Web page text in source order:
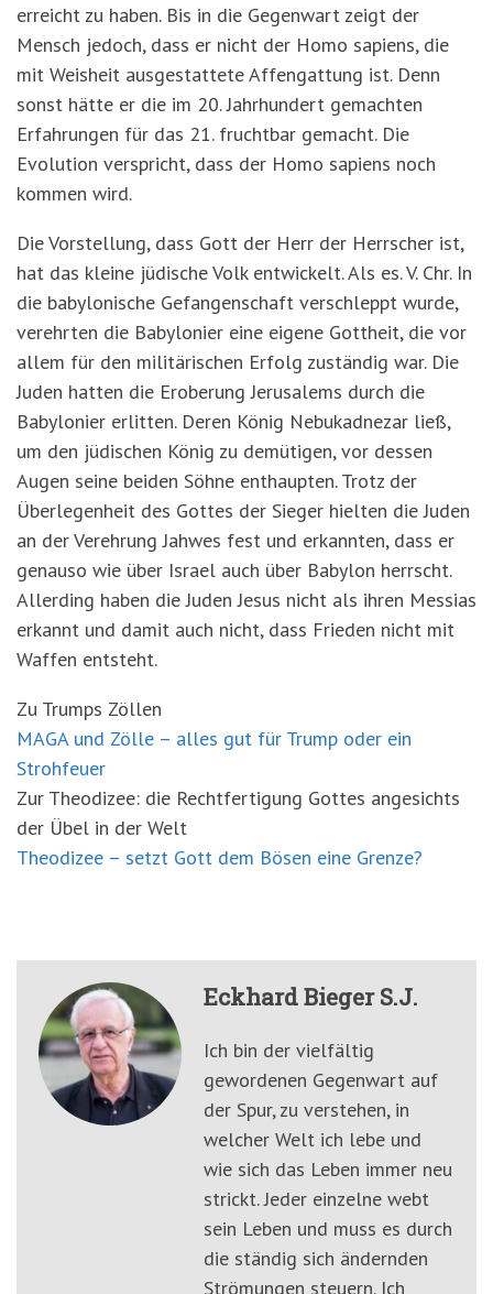
erreicht zu haben. Bis in die Gegenwart zeigt der
Mensch jedoch, dass er nicht der Homo sapiens, die
mit Weisheit ausgestattete Affengattung ist. Denn
sonst hätte er die im 20. Jahrhundert gemachten
Erfahrungen für das 21. fruchtbar gemacht. Die
Evolution verspricht, dass der Homo sapiens noch
kommen wird.
Die Vorstellung, dass Gott der Herr der Herrscher ist,
hat das kleine jüdische Volk entwickelt. Als es. V. Chr. In
die babylonische Gefangenschaft verschleppt wurde,
verehrten die Babylonier eine eigene Gottheit, die vor
allem für den militärischen Erfolg zuständig war. Die
Juden hatten die Eroberung Jerusalems durch die
Babylonier erlitten. Deren König Nebukadnezar ließ,
um den jüdischen König zu demütigen, vor dessen
Augen seine beiden Söhne enthaupten. Trotz der
Überlegenheit des Gottes der Sieger hielten die Juden
an der Verehrung Jahwes fest und erkannten, dass er
genauso wie über Israel auch über Babylon herrscht.
Allerding haben die Juden Jesus nicht als ihren Messias
erkannt und damit auch nicht, dass Frieden nicht mit
Waffen entsteht.
Zu Trumps Zöllen
MAGA und Zölle – alles gut für Trump oder ein
Strohfeuer
Zur Theodizee: die Rechtfertigung Gottes angesichts
der Übel in der Welt
Theodizee – setzt Gott dem Bösen eine Grenze?
Eckhard Bieger S.J.
Ich bin der vielfältig
gewordenen Gegenwart auf
der Spur, zu verstehen, in
welcher Welt ich lebe und
wie sich das Leben immer neu
strickt. Jeder einzelne webt
sein Leben und muss es durch
die ständig sich ändernden
Strömungen steuern. Ich